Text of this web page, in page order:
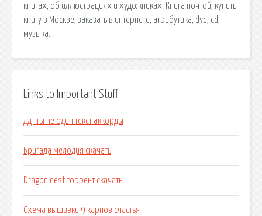
книгах, об иллюстрациях и художниках. Книга почтой, купить
книгу в Москве, заказать в интернете, атрибутика, dvd, cd,
музыка.
Links to Important Stuff
Ддт ты не один текст аккорды
Бригада мелодия скачать
Dragon nest торрент скачать
Схема вышивки 9 карпов счастья